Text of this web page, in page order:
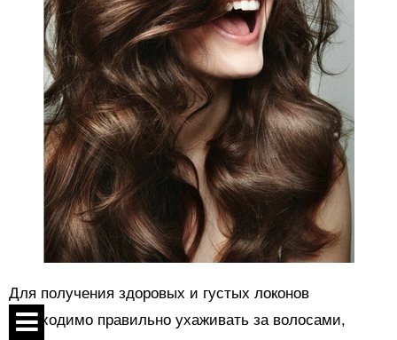
Для получения здоровых и густых локонов
необходимо правильно ухаживать за волосами,